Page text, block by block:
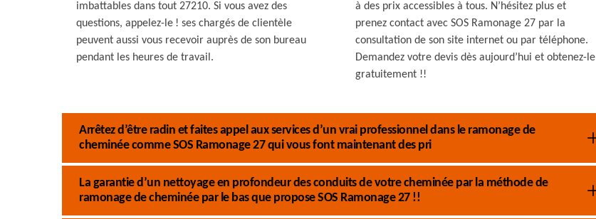
imbattables dans tout 27210. Si vous avez des
questions, appelez-le ! ses chargés de clientèle
peuvent aussi vous recevoir auprès de son bureau
pendant les heures de travail.
à des prix accessibles à tous. N’hésitez plus et
prenez contact avec SOS Ramonage 27 par la
consultation de son site internet ou par téléphone.
Demandez votre devis dès aujourd’hui et obtenez-le
gratuitement !!
Arrêtez d’être radin et faites appel aux services d’un vrai professionnel dans le ramonage de
cheminée comme SOS Ramonage 27 qui vous font maintenant des pri
La garantie d’un nettoyage en profondeur des conduits de votre cheminée par la méthode de
ramonage de cheminée par le bas que propose SOS Ramonage 27 !!